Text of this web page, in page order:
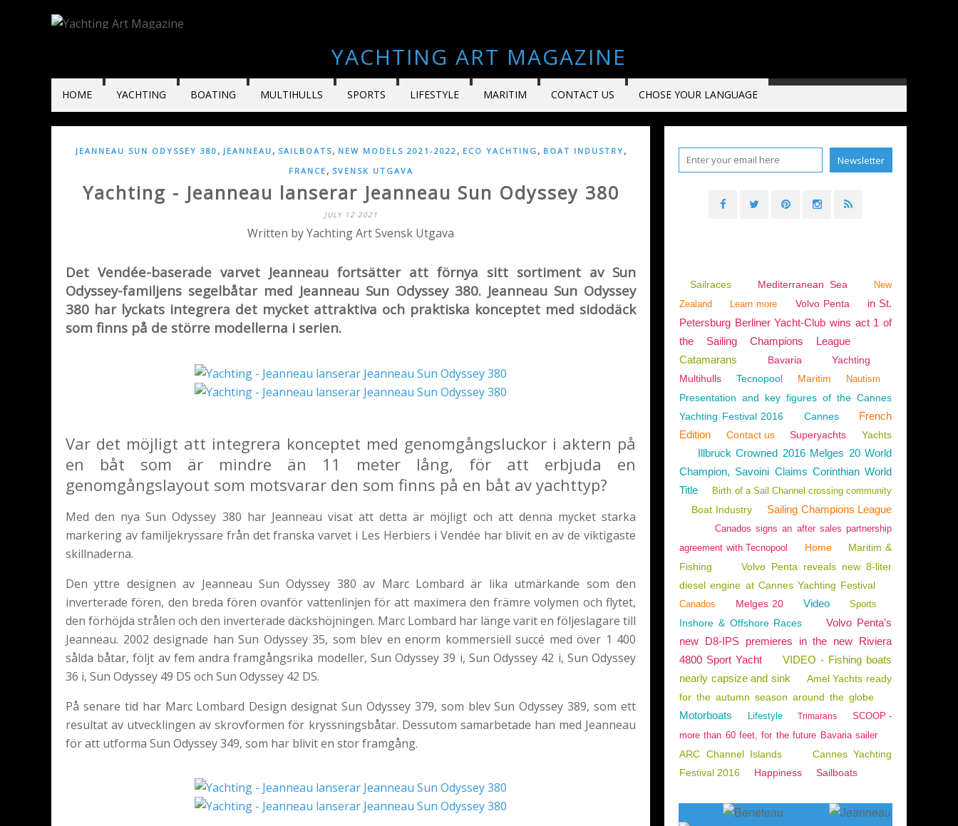
YACHTING ART MAGAZINE
HOME YACHTING BOATING MULTIHULLS SPORTS LIFESTYLE MARITIM CONTACT US CHOSE YOUR LANGUAGE
JEANNEAU SUN ODYSSEY 380 , JEANNEAU , SAILBOATS, NEW MODELS 2021-2022 , ECO YACHTING , BOAT INDUSTRY ,
FRANCE , SVENSK UTGAVA
Yachting - Jeanneau lanserar Jeanneau Sun Odyssey 380
JULY 12 2021
Written by Yachting Art Svensk Utgava
Det Vendée-baserade varvet Jeanneau fortsätter att förnya sitt sortiment av Sun
Odyssey-familjens segelbåtar med Jeanneau Sun Odyssey 380. Jeanneau Sun Odyssey
380 har lyckats integrera det mycket attraktiva och praktiska konceptet med sidodäck
som finns på de större modellerna i serien.
Var det möjligt att integrera konceptet med genomgångsluckor i aktern på
en båt som är mindre än 11 meter lång, för att erbjuda en
genomgångslayout som motsvarar den som finns på en båt av yachttyp?
Med den nya Sun Odyssey 380 har Jeanneau visat att detta är möjligt och att denna mycket starka
markering av familjekryssare från det franska varvet i Les Herbiers i Vendée har blivit en av de viktigaste
skillnaderna.
Den yttre designen av Jeanneau Sun Odyssey 380 av Marc Lombard är lika utmärkande som den
inverterade fören, den breda fören ovanför vattenlinjen för att maximera den främre volymen och flytet,
den förhöjda strålen och den inverterade däckshöjningen. Marc Lombard har länge varit en följeslagare till
Jeanneau. 2002 designade han Sun Odyssey 35, som blev en enorm kommersiell succé med över 1 400
sålda båtar, följt av fem andra framgångsrika modeller, Sun Odyssey 39 i, Sun Odyssey 42 i, Sun Odyssey
36 i, Sun Odyssey 49 DS och Sun Odyssey 42 DS.
På senare tid har Marc Lombard Design designat Sun Odyssey 379, som blev Sun Odyssey 389, som ett
resultat av utvecklingen av skrovformen för kryssningsbåtar. Dessutom samarbetade han med Jeanneau
för att utforma Sun Odyssey 349, som har blivit en stor framgång.
Sailraces Mediterranean Sea
New
Zealand
Learn more Volvo Penta
in St.
Petersburg Berliner Yacht-Club wins act 1 of
the Sailing Champions League
Catamarans
Bavaria
Yachting
Multihulls
Tecnopool Maritim Nautism
Presentation and key figures of the Cannes
Yachting Festival 2016
Cannes
French
Edition
Contact us Superyachts Yachts
Illbruck Crowned 2016 Melges 20 World
Champion, Savoini Claims Corinthian World
Title
Birth of a Sail Channel crossing community
Boat Industry Sailing Champions League
Canados signs an after sales partnership
agreement with Tecnopool
Home
Maritim &
Fishing
Volvo Penta reveals new 8-liter
diesel engine at Cannes Yachting Festival
Canados Melges 20 Video Sports
Inshore & Offshore Races
Volvo Penta’s
new D8-IPS premieres in the new Riviera
4800 Sport Yacht
VIDEO - Fishing boats
nearly capsize and sink
Amel Yachts ready
for the autumn season around the globe
Motorboats Lifestyle Trimarans
SCOOP -
more than 60 feet, for the future Bavaria sailer
ARC Channel Islands
Cannes Yachting
Festival 2016
Happiness Sailboats